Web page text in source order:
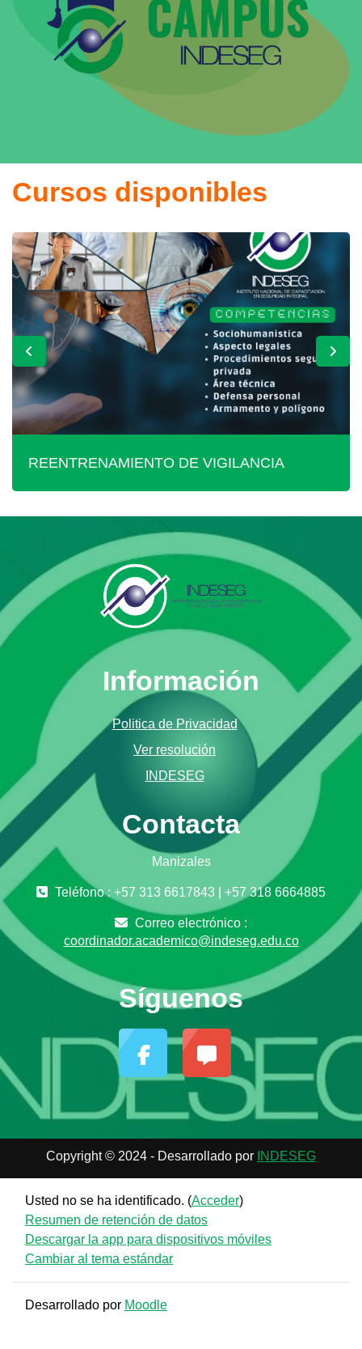
Cursos disponibles
REENTRENAMIENTO DE VIGILANCIA
Información
Politica de Privacidad
Ver resolución
INDESEG
Contacta
Manizales
Teléfono : +57 313 6617843 | +57 318 6664885
Correo electrónico :
coordinador.academico@indeseg.edu.co
Síguenos
Copyright © 2024 - Desarrollado por INDESEG
Usted no se ha identificado. (Acceder)
Resumen de retención de datos
Descargar la app para dispositivos móviles
Cambiar al tema estándar
Desarrollado por Moodle